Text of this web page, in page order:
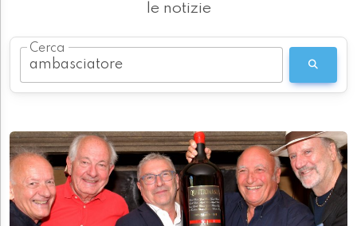
le notizie
Cerca